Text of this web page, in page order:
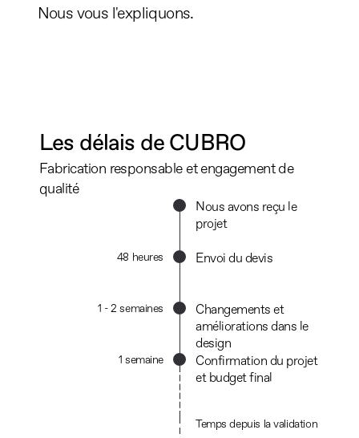
Nous vous l'expliquons.
Les délais de CUBRO
Fabrication responsable et engagement de
qualité
Nous avons reçu le
projet
48 heures Envoi du devis
1 - 2 semaines
Changements et
améliorations dans le
design
1 semaine
Confirmation du projet
et budget final
Temps depuis la validation